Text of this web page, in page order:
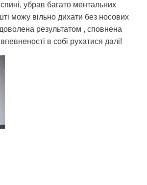
убрав багато ментальних
можу вільно дихати без носових
результатом , сповнена
впевненості в собі рухатися далі!